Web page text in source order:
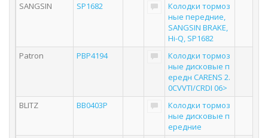
SANGSIN
SP1682
Колодки тормоз
ные передние,
SANGSIN BRAKE,
Hi-Q, SP1682
Patron
PBP4194
Колодки тормоз
ные дисковые п
ередн CARENS 2.
0CVVTI/CRDI 06>
BLITZ
BB0403P
Колодки тормоз
ные дисковые п
ередние